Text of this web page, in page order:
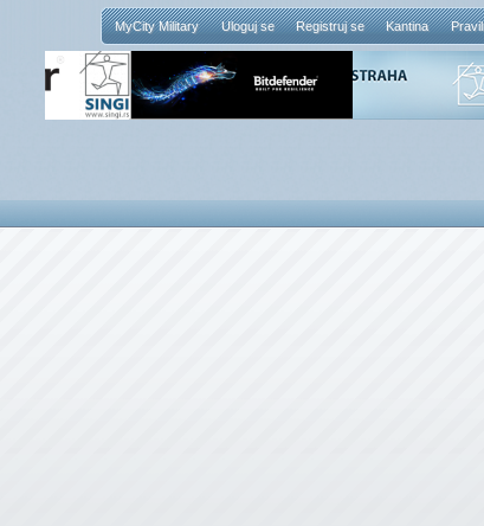
MyCity Military Uloguj se Registruj se Kantina